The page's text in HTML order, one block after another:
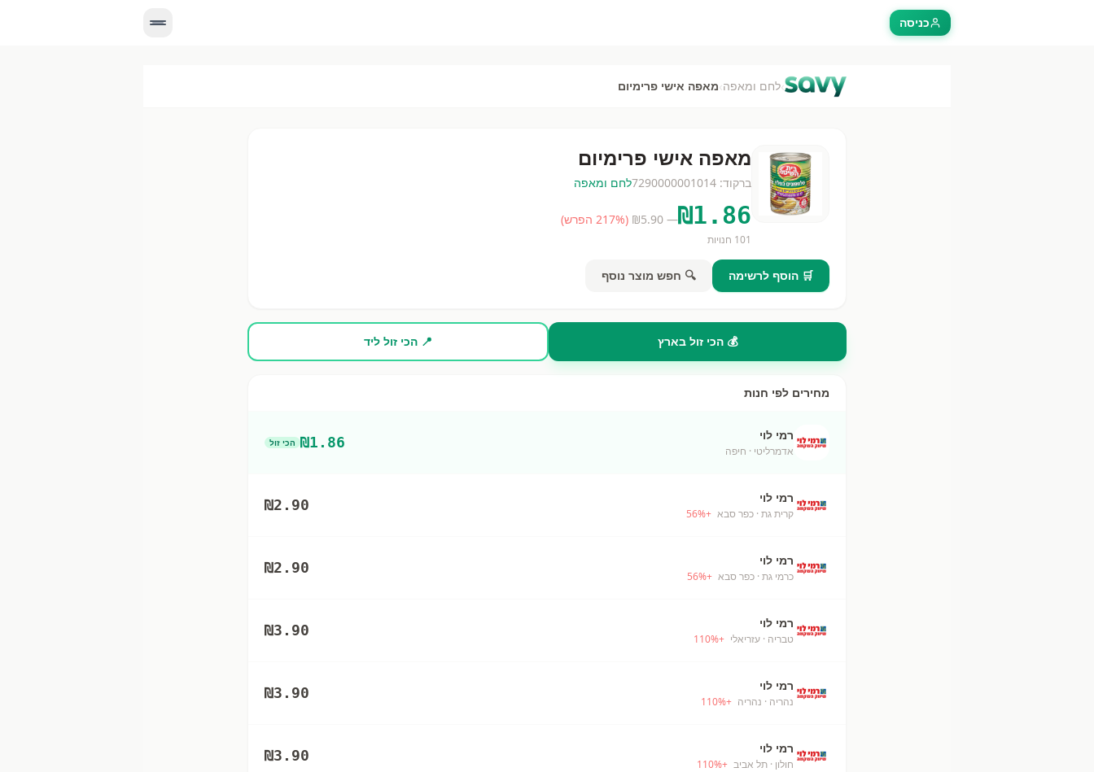
כניסה
›לחם ומאפה›מאפה אישי פרימיום
מאפה אישי פרימיום
ברקוד: 7290000001014לחם ומאפה
₪1.86
— ₪
5.90
(
217% הפרש)
101 חנויות
🛒 הוסף לרשימה 🔍 חפש מוצר נוסף
💰 הכי זול בארץ 📍 הכי זול ליד
מחירים לפי חנות
רמי לוי
אדמרליטי · חיפה
₪1.86 הכי זול
רמי לוי
קרית גת · כפר סבא +
56%
₪2.90
רמי לוי
כרמי גת · כפר סבא +
56%
₪2.90
רמי לוי
טבריה · עזריאלי +
110%
₪3.90
רמי לוי
נהריה · נהריה +
110%
₪3.90
רמי לוי
חולון · תל אביב +
110%
₪3.90